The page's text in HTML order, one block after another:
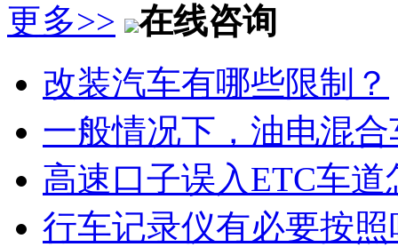
更多>>
在线咨询
改装汽车有哪些限制？
一般情况下，油电混
高速口子误入ETC车道
行车记录仪有必要按照